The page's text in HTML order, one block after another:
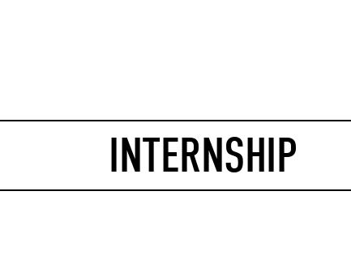
INTERNSHIP